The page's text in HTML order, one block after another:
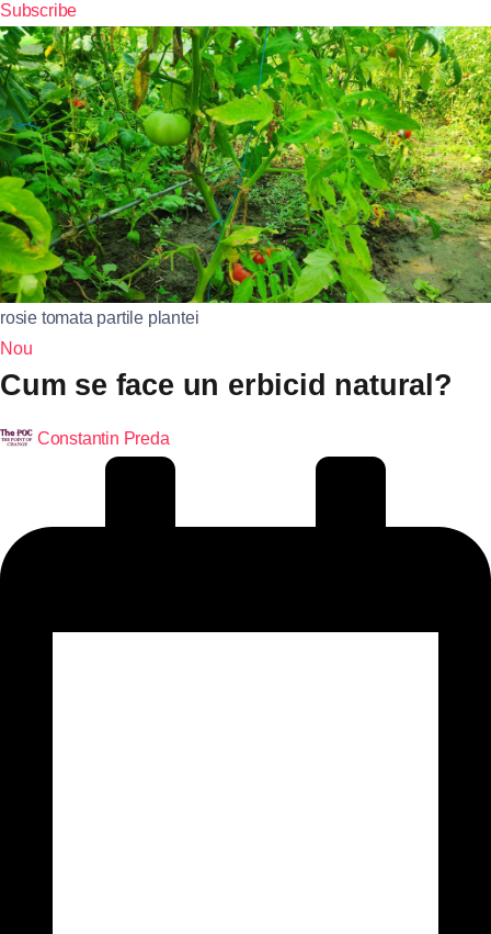
Subscribe
rosie tomata partile plantei
Nou
Cum se face un erbicid natural?
Constantin Preda